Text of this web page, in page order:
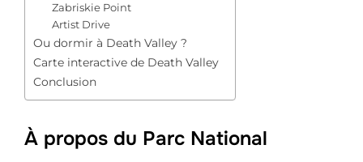
Zabriskie Point
Artist Drive
Ou dormir à Death Valley ?
Carte interactive de Death Valley
Conclusion
À propos du Parc National